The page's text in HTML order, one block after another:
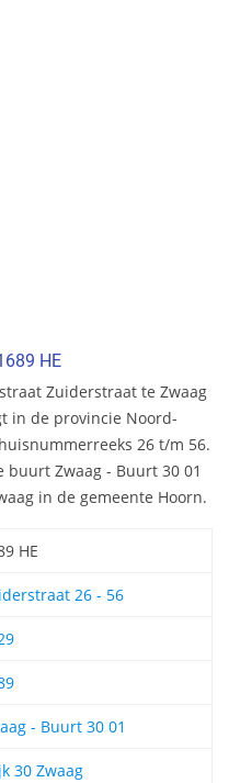
HE
Zuiderstraat te Zwaag
in de provincie Noord-
26 t/m 56.
buurt Zwaag - Buurt 30 01
in de gemeente Hoorn.
HE
26 - 56
- Buurt 30 01
30 Zwaag